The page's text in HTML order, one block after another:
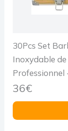
30Pcs Set
Inoxydable
Professionnel
Complets -
36€